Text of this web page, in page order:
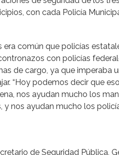
con cada Policía
común que policías
con policías
de cargo, ya que imperaba
“Hoy podemos decir que
nos ayudan mucho los
nos ayudan mucho los
de Seguridad Pública,